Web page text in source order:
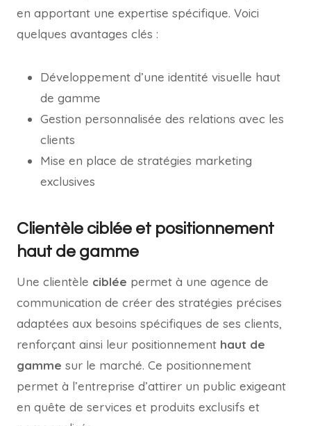
en apportant une expertise spécifique. Voici
quelques avantages clés :
Développement d’une identité visuelle haut
de gamme
Gestion personnalisée des relations avec les
clients
Mise en place de stratégies marketing
exclusives
Clientèle ciblée et positionnement
haut de gamme
Une clientèle ciblée permet à une agence de
communication de créer des stratégies précises
adaptées aux besoins spécifiques de ses clients,
renforçant ainsi leur positionnement haut de
gamme sur le marché. Ce positionnement
permet à l’entreprise d’attirer un public exigeant
en quête de services et produits exclusifs et